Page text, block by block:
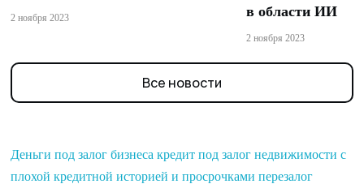
2 ноября 2023
в области ИИ
2 ноября 2023
Все новости
Деньги под залог бизнеса кредит под залог недвижимости с
плохой кредитной историей и просрочками перезалог